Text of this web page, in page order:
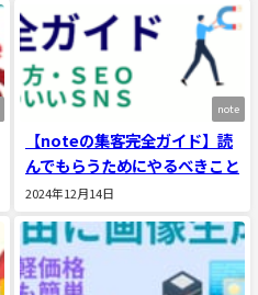
note
【noteの集客完全ガイド】読
んでもらうためにやるべきこと
2024年12月14日